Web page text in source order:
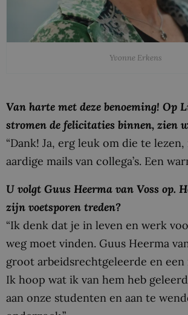
Yvonne Erkens
Van harte met deze benoeming! Op
stromen de felicitaties binnen, zien
“Dank! Ja, erg leuk om die te lezen,
aardige mails van collega’s. Een
U volgt Guus Heerma van Voss op.
zijn voetsporen treden?
“Ik denk dat je in leven en werk
weg moet vinden. Guus Heerma
groot arbeidsrechtgeleerde en
Ik hoop wat ik van hem heb
aan onze studenten en aan te